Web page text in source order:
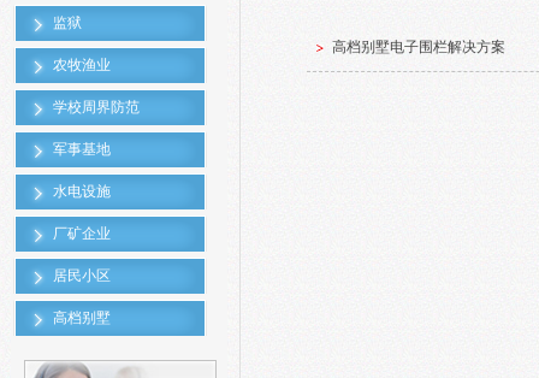
监狱
农牧渔业
学校周界防范
军事基地
水电设施
厂矿企业
居民小区
高档别墅
高档别墅电子围栏解决方案